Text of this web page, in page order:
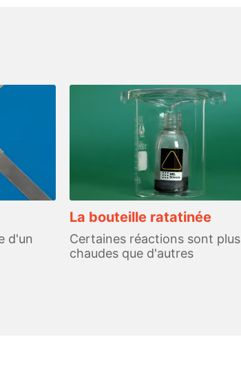
d'un
La bouteille ratatinée
Certaines réactions sont plus
chaudes que d'autres